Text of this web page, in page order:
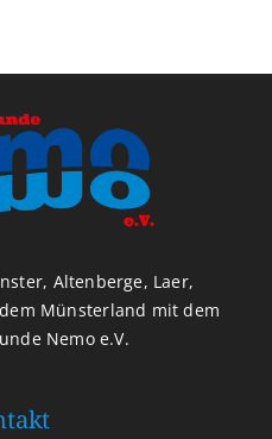
Altenberge, Laer,
Münsterland mit dem
Nemo e.V.